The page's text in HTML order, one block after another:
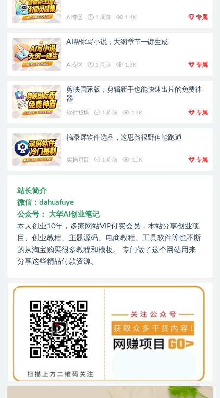
AI专区 1 周前 1.4K 专属
AI帮你写小说，大纲章节一键生成
AI专区 1 周前 1.3K 专属
剪映国际版，剪辑新手也能快速出片的免费神
器
软件板块 1 周前 1.3K 专属
搞录屏软件选品，这思路很野但能跑通
实操项目 1 周前 1.5K 专属
站长简介
微信：dahuafuye
公众号： 大华AI创业笔记
本人创业10年，多家网站VIP付费会员，本站分享创业项
目、创业教程、主题源码、电商教程、工具软件等也不断
的从淘宝购买很多教程和模板。 专门做了这个网站用来
分享这些精品付款资源。